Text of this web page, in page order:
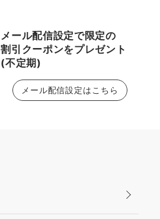
メール配信設定で限定の
割引クーポンをプレゼント
(不定期)
メール配信設定はこちら